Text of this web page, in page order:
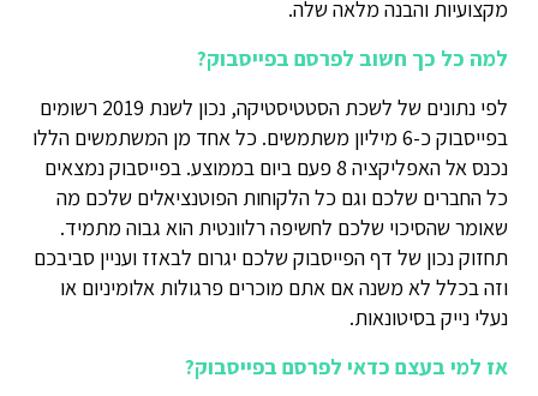
מקצועיות והבנה מלאה שלה.
למה כל כך חשוב לפרסם בפייסבוק?
לפי נתונים של לשכת הסטטיסטיקה, נכון לשנת 2019 רשומים
בפייסבוק כ-6 מיליון משתמשים. כל אחד מן המשתמשים הללו
נכנס אל האפליקציה 8 פעם ביום בממוצע. בפייסבוק נמצאים
כל החברים שלכם וגם כל הלקוחות הפוטנציאלים שלכם מה
שאומר שהסיכוי שלכם לחשיפה רלוונטית הוא גבוה מתמיד.
תחזוק נכון של דף הפייסבוק שלכם יגרום לבאזז ועניין סביבכם
וזה בכלל לא משנה אם אתם מוכרים פרגולות אלומיניום או
נעלי נייק בסיטונאות.
אז למי בעצם כדאי לפרסם בפייסבוק?